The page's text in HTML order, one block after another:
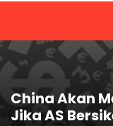
China Akan
Jika AS